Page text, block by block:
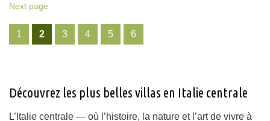
Next page
1 2 3 4 5 6
Découvrez les plus belles villas en Italie centrale
L’Italie centrale — où l’histoire, la nature et l’art de vivre à